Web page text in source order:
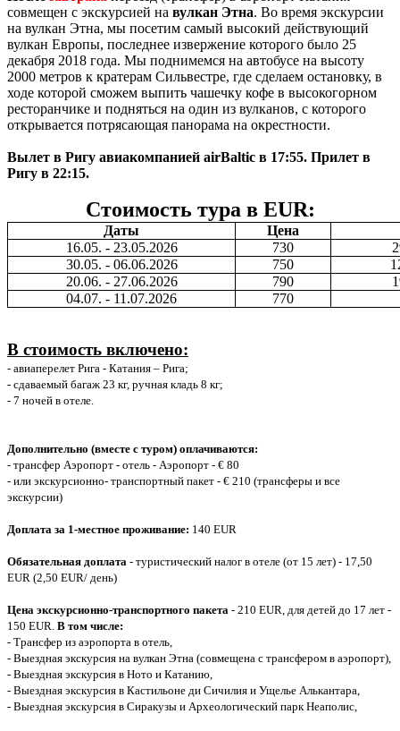
совмещен с экскурсией на вулкан Этна. Во время экскурсии
на вулкан Этна, мы посетим самый высокий действующий
вулкан Европы, последнее извержение которого было 25
декабря 2018 года. Мы поднимемся на автобусе на высоту
2000 метров к кратерам Сильвестре, где сделаем остановку, в
ходе которой сможем выпить чашечку кофе в высокогорном
ресторанчике и подняться на один из вулканов, с которого
открывается потрясающая панорама на окрестности.
Вылет в Ригу авиакомпанией airBaltic в 17:55. Прилет в
Ригу в 22:15.
Стоимость тура в EUR:
Даты
Цена
16.05. - 23.05.2026
730
30.05. - 06.06.2026
750
20.06. - 27.06.2026
790
04.07. - 11.07.2026
770
В стоимость включено:
- авиаперелет Рига - Катания – Рига;
- сдаваемый багаж 23 кг, ручная кладь 8 кг;
- 7 ночей в отеле.
Дополнительно (вместе с туром) оплачиваются:
- трансфер Аэропорт - отель - Аэропорт - € 80
- или экскурсионно- транспортный пакет - € 210 (трансферы и все
экскурсии)
Доплата за 1-местное проживание: 140 EUR
Обязательная доплата - туристический налог в отеле (от 15 лет) - 17,50
EUR (2,50 EUR/ день)
Цена экскурсионно-транспортного пакета - 210 EUR, для детей до 17 лет -
150 EUR. В том числе:
- Трансфер из аэропорта в отель,
- Выездная экскурсия на вулкан Этна (совмещена с трансфером в аэропорт),
- Выездная экскурсия в Ното и Катанию,
- Выездная экскурсия в Кастильоне ди Сичилия и Ущелье Алькантара,
- Выездная экскурсия в Сиракузы и Археологический парк Неаполис,